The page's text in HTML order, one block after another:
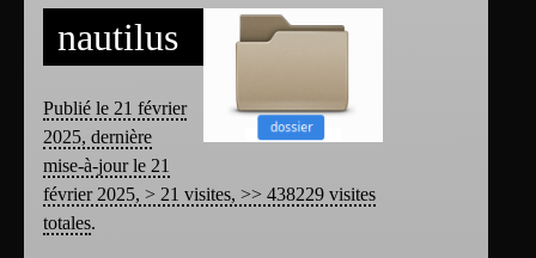
nautilus
Publié le 21 février
2025, dernière
mise-à-jour le 21
février 2025, > 21 visites, >> 438229 visites
totales.